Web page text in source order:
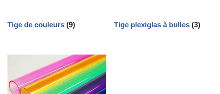
Tige de couleurs (9) Tige plexiglas à bulles(3)